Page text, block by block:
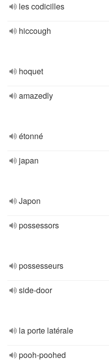
les codicilles
hiccough
hoquet
amazedly
étonné
japan
Japon
possessors
possesseurs
side-door
la porte latérale
pooh-poohed